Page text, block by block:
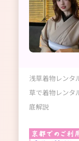
浅草着物レンタ
草で着物レンタ
底解説